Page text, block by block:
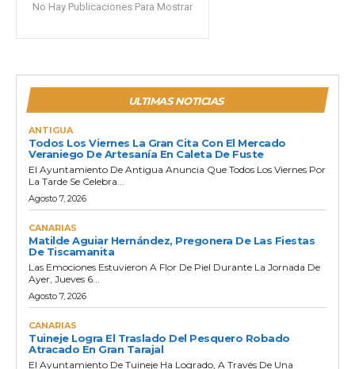
No Hay Publicaciones Para Mostrar
ULTIMAS NOTICIAS
ANTIGUA
Todos Los Viernes La Gran Cita Con El Mercado
Veraniego De Artesanía En Caleta De Fuste
El Ayuntamiento De Antigua Anuncia Que Todos Los Viernes Por
La Tarde Se Celebra...
Agosto 7, 2026
CANARIAS
Matilde Aguiar Hernández, Pregonera De Las Fiestas
De Tiscamanita
Las Emociones Estuvieron A Flor De Piel Durante La Jornada De
Ayer, Jueves 6...
Agosto 7, 2026
CANARIAS
Tuineje Logra El Traslado Del Pesquero Robado
Atracado En Gran Tarajal
El Ayuntamiento De Tuineje Ha Logrado, A Través De Una